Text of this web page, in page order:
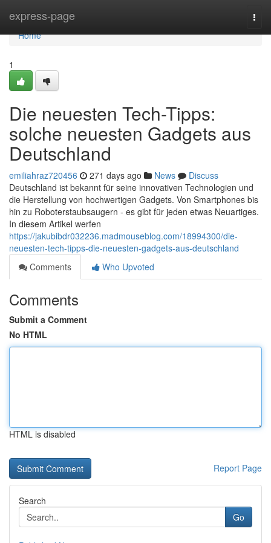
express-page
Home
Home
1
Die neuesten Tech-Tipps:
solche neuesten Gadgets aus
Deutschland
emiliahraz720456 271 days ago News
Discuss
Deutschland ist bekannt für seine innovativen Technologien und
die Herstellung von hochwertigen Gadgets. Von Smartphones bis
hin zu Roboterstaubsaugern - es gibt für jeden etwas Neuartiges.
In diesem Artikel werfen
https://jakubibdr032236.madmouseblog.com/18994300/die-
neuesten-tech-tipps-die-neuesten-gadgets-aus-deutschland
Comments
Who Upvoted
Comments
Submit a Comment
No HTML
HTML is disabled
Report Page
Search
Go